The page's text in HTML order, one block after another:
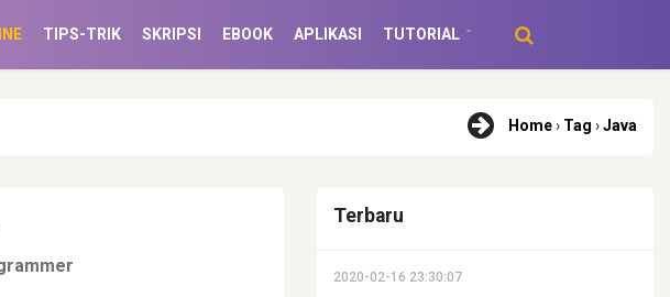
TIPS-TRIK SKRIPSI EBOOK APLIKASI TUTORIAL
Home› Tag ›Java
Terbaru
2020-02-16 23:30:07